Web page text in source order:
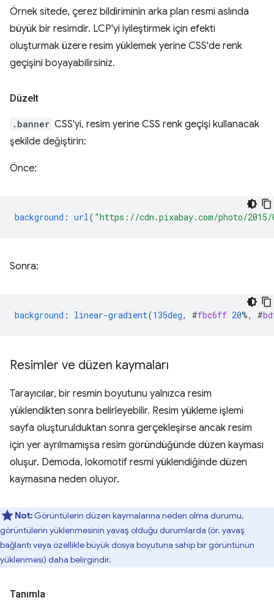
Örnek sitede, çerez bildiriminin arka plan resmi aslında
büyük bir resimdir. LCP'yi iyileştirmek için efekti
oluşturmak üzere resim yüklemek yerine CSS'de renk
geçişini boyayabilirsiniz.
Düzelt
.banner CSS'yi, resim yerine CSS renk geçişi kullanacak
şekilde değiştirin:
Önce:
background : url( "https://cdn.pixabay.com/photo/
Sonra:
background : linear-gradient(135deg, #fbc6ff 20%, #
Resimler ve düzen kaymaları
Tarayıcılar, bir resmin boyutunu yalnızca resim
yüklendikten sonra belirleyebilir. Resim yükleme işlemi
sayfa oluşturulduktan sonra gerçekleşirse ancak resim
için yer ayrılmamışsa resim göründüğünde düzen kayması
oluşur. Demoda, lokomotif resmi yüklendiğinde düzen
kaymasına neden oluyor.
Not: Görüntülerin düzen kaymalarına neden olma durumu,
görüntülerin yüklenmesinin yavaş olduğu durumlarda (ör. yavaş
bağlantı veya özellikle büyük dosya boyutuna sahip bir görüntünün
yüklenmesi) daha belirgindir.
Tanımla